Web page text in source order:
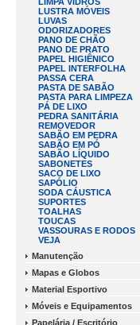
LUSTRA MÓVEIS
LUVAS
ODORIZADORES
PANO DE CHÃO
PANO DE PRATO
PAPEL HIGIÊNICO
PAPEL INTERFOLHA
PASSA CERA
PASTA DE SABÃO
PASTA PARA LIMPEZA
PÁ DE LIXO
PEDRA SANITÁRIA
REMOVEDOR
SABÃO EM PEDRA
SABÃO EM PÓ
SABÃO LÍQUIDO
SABONETES
SACO DE LIXO
SAPÓLIO
SODA CÁUSTICA
SUPORTES
TOALHAS
TOUCAS
VASSOURAS E RODOS
VEJA
Manutenção
Mapas e Globos
Material Esportivo
Móveis e Equipamentos
Papelária / Escritório